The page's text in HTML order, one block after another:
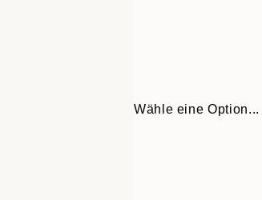
Wähle eine Option...